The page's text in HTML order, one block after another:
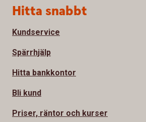
Sidfot
Hitta snabbt
Kundservice
Spärrhjälp
Hitta bankkontor
Bli kund
Priser, räntor och kurser